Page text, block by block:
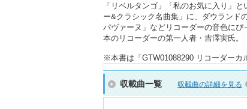
「リベルタンゴ」「私のお気に入り」
ー&クラシック名曲集」に、ダウランド
パヴァーヌ」などリコーダーの音色に
本のリコーダーの第一人者・吉澤実氏。
※本書は「GTW01088290 リコーダーカ
収載曲一覧 収載曲の詳細を見る